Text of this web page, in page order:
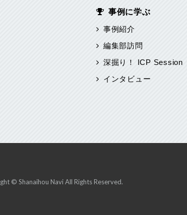
事例に学ぶ
事例紹介
編集部訪問
深掘り！ ICP Session
インタビュー
© Shanaihou Navi All Rights Reserved.